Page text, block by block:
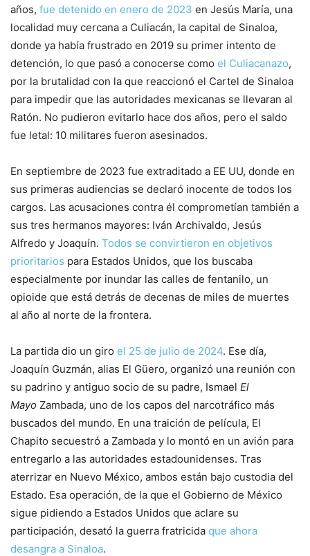
años, fue detenido en enero de 2023 en Jesús María, una
localidad muy cercana a Culiacán, la capital de Sinaloa,
donde ya había frustrado en 2019 su primer intento de
detención, lo que pasó a conocerse como el Culiacanazo,
por la brutalidad con la que reaccionó el Cartel de Sinaloa
para impedir que las autoridades mexicanas se llevaran al
Ratón. No pudieron evitarlo hace dos años, pero el saldo
fue letal: 10 militares fueron asesinados.
En septiembre de 2023 fue extraditado a EE UU, donde en
sus primeras audiencias se declaró inocente de todos los
cargos. Las acusaciones contra él comprometían también a
sus tres hermanos mayores: Iván Archivaldo, Jesús
Alfredo y Joaquín. Todos se convirtieron en objetivos
prioritarios para Estados Unidos, que los buscaba
especialmente por inundar las calles de fentanilo, un
opioide que está detrás de decenas de miles de muertes
al año al norte de la frontera.
La partida dio un giro el 25 de julio de 2024. Ese día,
Joaquín Guzmán, alias El Güero, organizó una reunión con
su padrino y antiguo socio de su padre, Ismael El
Mayo Zambada, uno de los capos del narcotráfico más
buscados del mundo. En una traición de película, El
Chapito secuestró a Zambada y lo montó en un avión para
entregarlo a las autoridades estadounidenses. Tras
aterrizar en Nuevo México, ambos están bajo custodia del
Estado. Esa operación, de la que el Gobierno de México
sigue pidiendo a Estados Unidos que aclare su
participación, desató la guerra fratricida que ahora
desangra a Sinaloa.